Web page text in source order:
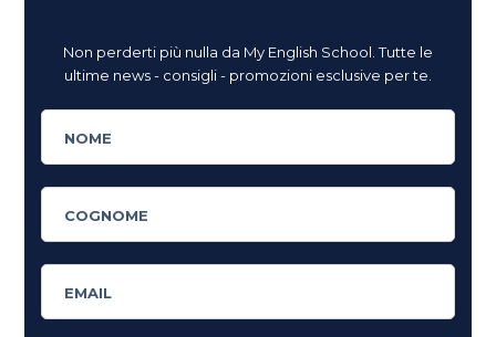
Non perderti più nulla da My English School. Tutte le
ultime news - consigli - promozioni esclusive per te.